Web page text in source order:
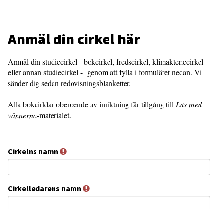
Anmäl din cirkel här
Anmäl din studiecirkel - bokcirkel, fredscirkel, klimakteriecirkel
eller annan studiecirkel - genom att fylla i formuläret nedan. Vi
sänder dig sedan redovisningsblanketter.
Alla bokcirklar oberoende av inriktning får tillgång till Läs med
vännerna-materialet.
Cirkelns namn
Cirkelledarens namn